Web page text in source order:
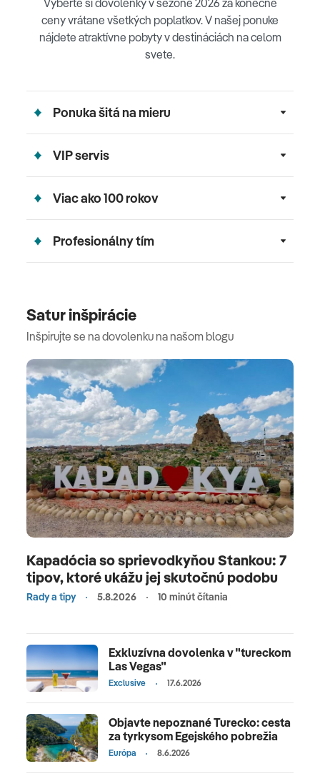
Vyberte si dovolenky v sezóne 2026 za konečné
ceny vrátane všetkých poplatkov. V našej ponuke
nájdete atraktívne pobyty v destináciách na celom
svete.
Ponuka šitá na mieru
VIP servis
Viac ako 100 rokov
Profesionálny tím
Satur inšpirácie
Inšpirujte se na dovolenku na našom blogu
Kapadócia so sprievodkyňou Stankou: 7
tipov, ktoré ukážu jej skutočnú podobu
Rady a tipy 5.8.2026 10 minút čítania
Exkluzívna dovolenka v "tureckom
Las Vegas"
Exclusive 17.6.2026
Objavte nepoznané Turecko: cesta
za tyrkysom Egejského pobrežia
Európa 8.6.2026